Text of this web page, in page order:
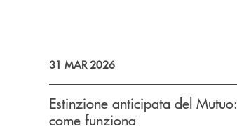
31 MAR 2026
Estinzione anticipata del Mutuo:
come funziona